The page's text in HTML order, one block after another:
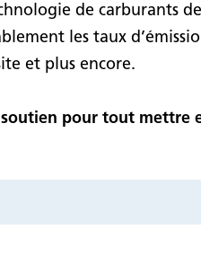
de carburants
les taux
et plus encore.
pour tout mettre